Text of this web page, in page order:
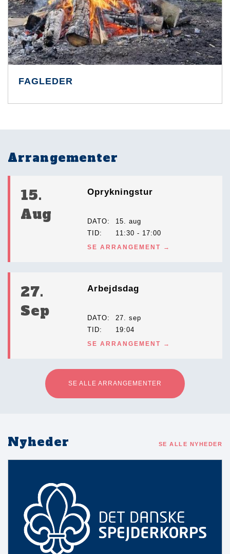
FAGLEDER
Arrangementer
15.
Aug
Oprykningstur
DATO
15. aug
TID
11:30 - 17:00
SE ARRANGEMENT
27.
Sep
Arbejdsdag
DATO
27. sep
TID
19:04
SE ARRANGEMENT
SE ALLE ARRANGEMENTER
Nyheder SE ALLE NYHEDER